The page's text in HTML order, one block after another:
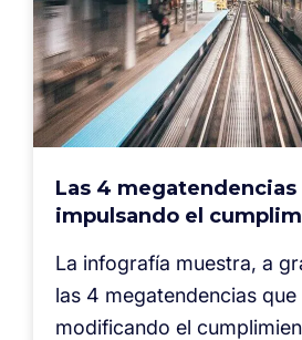
Las 4 megatendencias
impulsando el
La infografía muestra, a
las 4 megatendencias que
modificando el